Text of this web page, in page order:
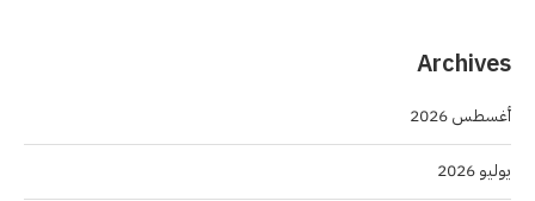
Archives
أغسطس 2026
يوليو 2026